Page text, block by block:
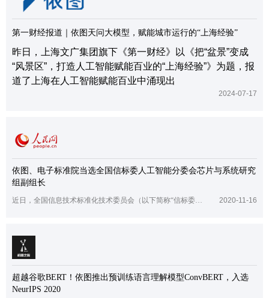
第一财经报道｜依图天问大模型，赋能城市运行的“上海经验”
昨日，上海文广集团旗下《第一财经》以《把“盆景”变成
“风景区”，打造人工智能赋能百业的“上海经验”》为题，报
道了上海在人工智能赋能百业中涌现出
2024-07-17
依图、电子标准院当选全国信标委人工智能分委会芯片与系统研究
组副组长
近日，全国信息技术标准化技术委员会（以下简称“信标委）人工智能分委会第一届工作组/研究组组长评选结果公示，华为、中国电子技术标准化研究院、依图科技分别当选 2020-11-16
超越谷歌BERT！依图推出预训练语言理解模型ConvBERT，入选
NeurIPS 2020